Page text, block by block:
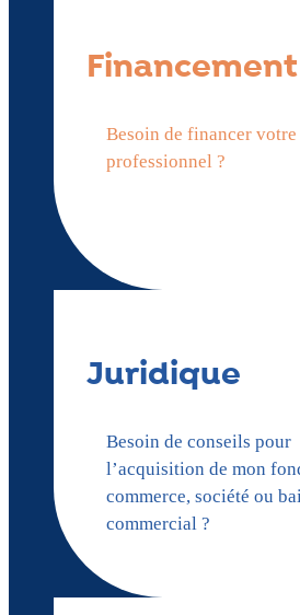
Financement
Besoin de financer
professionnel ?
Juridique
Besoin de conseils pour
l’acquisition de mon
commerce, société ou
commercial ?